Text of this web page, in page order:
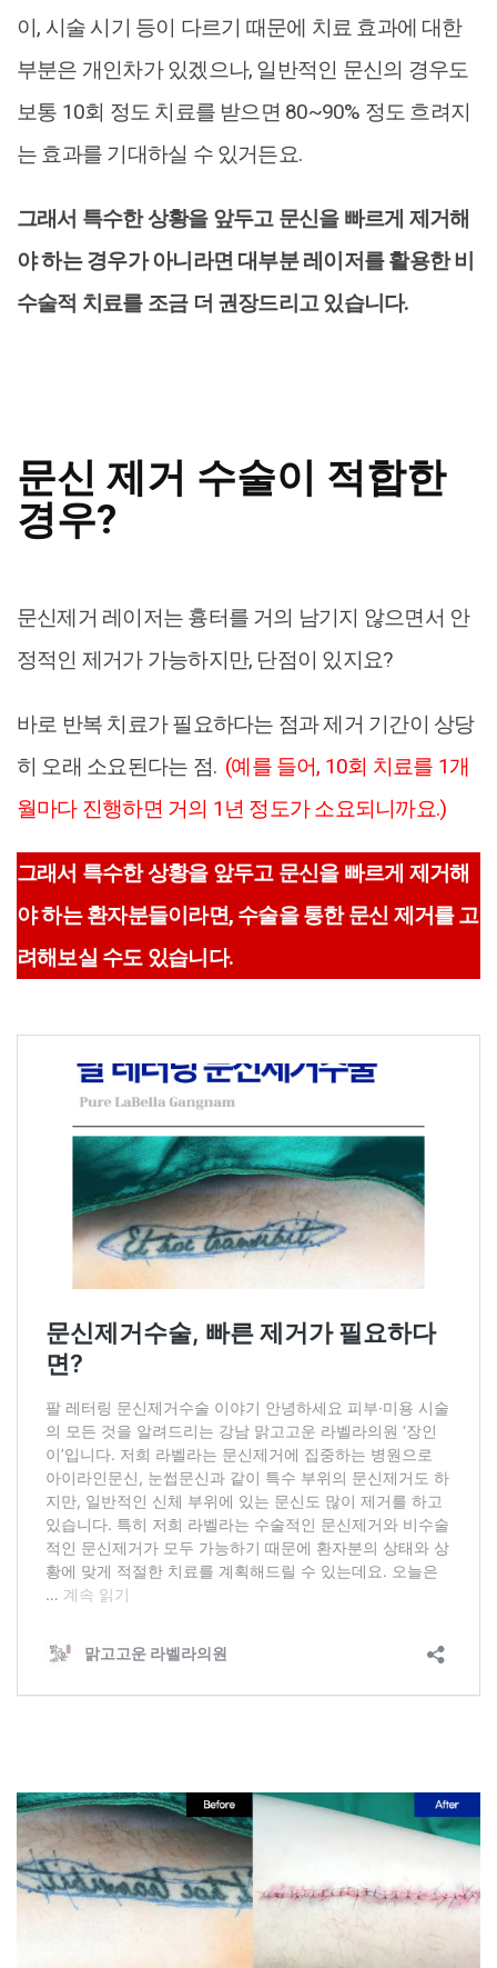
이, 시술 시기 등이 다르기 때문에 치료 효과에 대한
부분은 개인차가 있겠으나, 일반적인 문신의 경우도
보통 10회 정도 치료를 받으면 80~90% 정도 흐려지
는 효과를 기대하실 수 있거든요.
그래서 특수한 상황을 앞두고 문신을 빠르게 제거해
야 하는 경우가 아니라면 대부분 레이저를 활용한 비
수술적 치료를 조금 더 권장드리고 있습니다.
문신 제거 수술이 적합한
경우?
문신제거 레이저는 흉터를 거의 남기지 않으면서 안
정적인 제거가 가능하지만, 단점이 있지요?
바로 반복 치료가 필요하다는 점과 제거 기간이 상당
히 오래 소요된다는 점. (예를 들어, 10회 치료를 1개
월마다 진행하면 거의 1년 정도가 소요되니까요.)
그래서 특수한 상황을 앞두고 문신을 빠르게 제거해
야 하는 환자분들이라면, 수술을 통한 문신 제거를 고
려해보실 수도 있습니다.